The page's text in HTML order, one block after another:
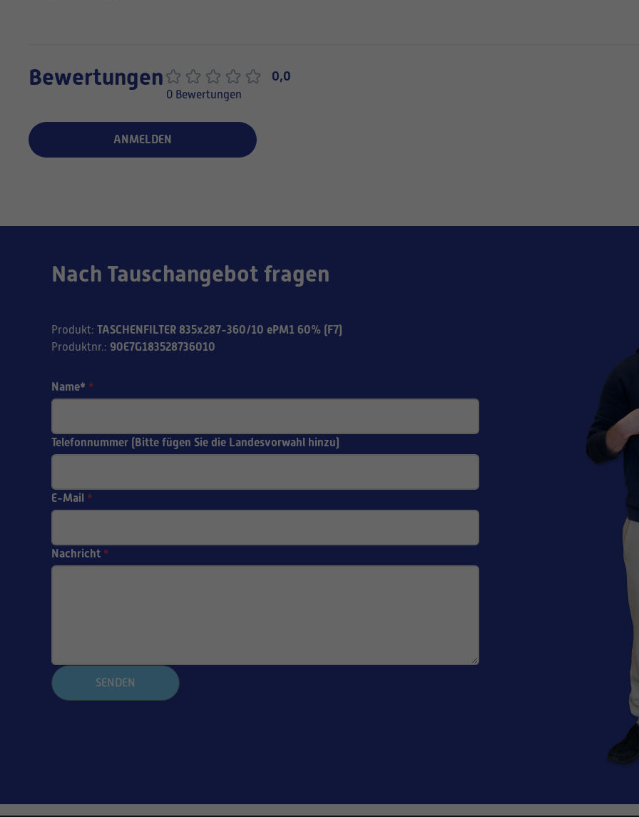
Bewertungen 0,0
0 Bewertungen
ANMELDEN
Nach Tauschangebot fragen
Produkt: TASCHENFILTER 835x287-360/10 ePM1 60% (F7)
Produktnr.: 90E7G183528736010
Name* *
Telefonnummer (Bitte fügen Sie die Landesvorwahl hinzu)
E-Mail *
Nachricht *
SENDEN